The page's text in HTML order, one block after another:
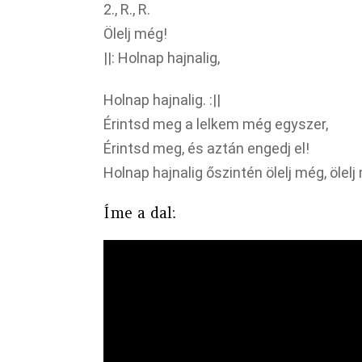
2., R., R.
Ölelj még!
||: Holnap hajnalig,
Holnap hajnalig. :||
Érintsd meg a lelkem még egyszer,
Érintsd meg, és aztán engedj el!
Holnap hajnalig őszintén ölelj még, ölelj
Íme a dal: